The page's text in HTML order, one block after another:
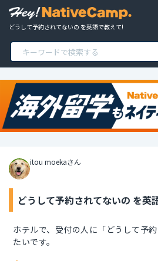
どうして予約されてないの を英語で教えて!
itou moekaさん
どうして予約されてないの を英
ホテルで、受付の人に「どうして予
たいです。